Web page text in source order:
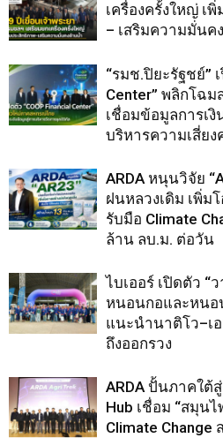
เครื่องครั้งใหญ่ เ
– เสริมความมั่นค
“รมช.ปิยะรัฐชย์”
Center” พลิกโฉ
เชื่อมข้อมูลการเงิ
บริหารความเสี่ยง
ARDA หนุนวิจัย
ฝนหลวงเดิม เพิ่ม
รับมือ Climate
ล้าน ลบ.ม. ต่อวัน
ไบเออร์ เปิดตัว “
หนอนกอและหนอ
แนะนำนาติโว–เ
ถึงออกรวง
ARDA ปั้นภาคใต้
Hub เชื่อม “สมุน
Climate Change